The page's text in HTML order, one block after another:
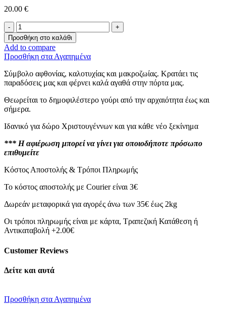
20.00 €
Επιτραπέζιο
Ρόδι
-Για
Την
Γιαγιά-
ποσότητα
Προσθήκη στο καλάθι
Add to compare
Προσθήκη στα Αγαπημένα
Σύμβολο αφθονίας, καλοτυχίας και μακροζωίας. Κρατάει τις
παραδόσεις μας και φέρνει καλά αγαθά στην πόρτα μας.
Θεωρείται το δημοφιλέστερο γούρι από την αρχαιότητα έως και
σήμερα.
Ιδανικό για δώρο Χριστουγέννων και για κάθε νέο ξεκίνημα
*** Η αφιέρωση μπορεί να γίνει για οποιοδήποτε πρόσωπο
επιθυμείτε
Κόστος Αποστολής & Τρόποι Πληρωμής
Το κόστος αποστολής με Courier είναι 3€
Δωρεάν μεταφορικά για αγορές άνω των 35€ έως 2kg
Οι τρόποι πληρωμής είναι με κάρτα, Τραπεζική Κατάθεση ή
Αντικαταβολή +2.00€
Customer Reviews
Δείτε και αυτά
Προσθήκη στα Αγαπημένα